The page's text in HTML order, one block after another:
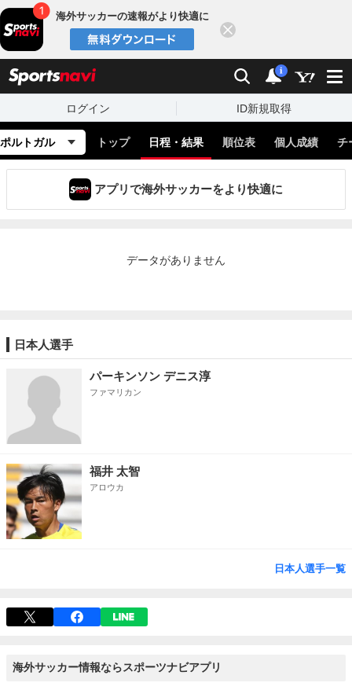
海外サッカーの速報がより快適に
検索 通知
i
ログイン ID新規取得
ポルトガル トップ 日程・結果 順位表 個人成績 チ
アプリで海外サッカーをより快適に
データがありません
日本人選手
パーキンソン デニス淳
ファマリカン
福井 太智
アロウカ
日本人選手一覧
海外サッカー情報ならスポーツナビアプリ